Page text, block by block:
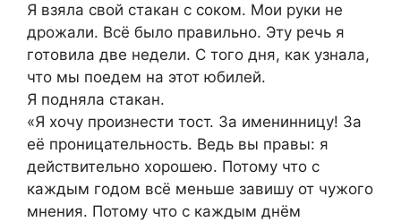
Я взяла свой стакан с соком. Мои руки не
дрожали. Всё было правильно. Эту речь я
готовила две недели. С того дня, как узнала,
что мы поедем на этот юбилей.
Я подняла стакан.
«Я хочу произнести тост. За именинницу! За
её проницательность. Ведь вы правы: я
действительно хорошею. Потому что с
каждым годом всё меньше завишу от чужого
мнения. Потому что с каждым днём